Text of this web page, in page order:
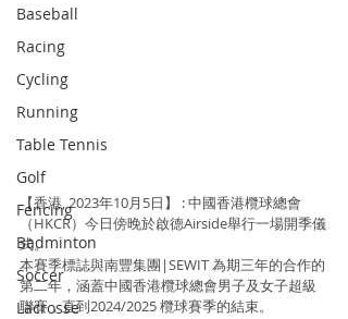
Baseball
Racing
Cycling
Running
Table Tennis
Golf
Fencing
Badminton
Soccer
Lacrosse
【香港, 2023年10月5日】 : 中國香港欖球總會
（HKCR）今日傍晚於啟德Airside舉行一場開季儀
式。
本賽季標誌與南豐集團|SEWIT 為期三年的合作的
第二年，涵蓋中國香港欖球總會男子及女子超級
聯賽，直到2024/2025 欖球賽季的結束。